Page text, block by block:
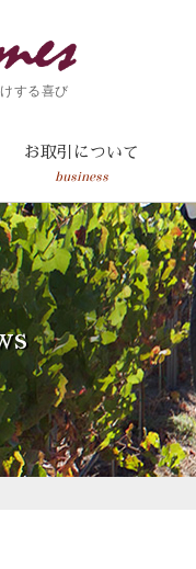
する喜び
お取引について
business